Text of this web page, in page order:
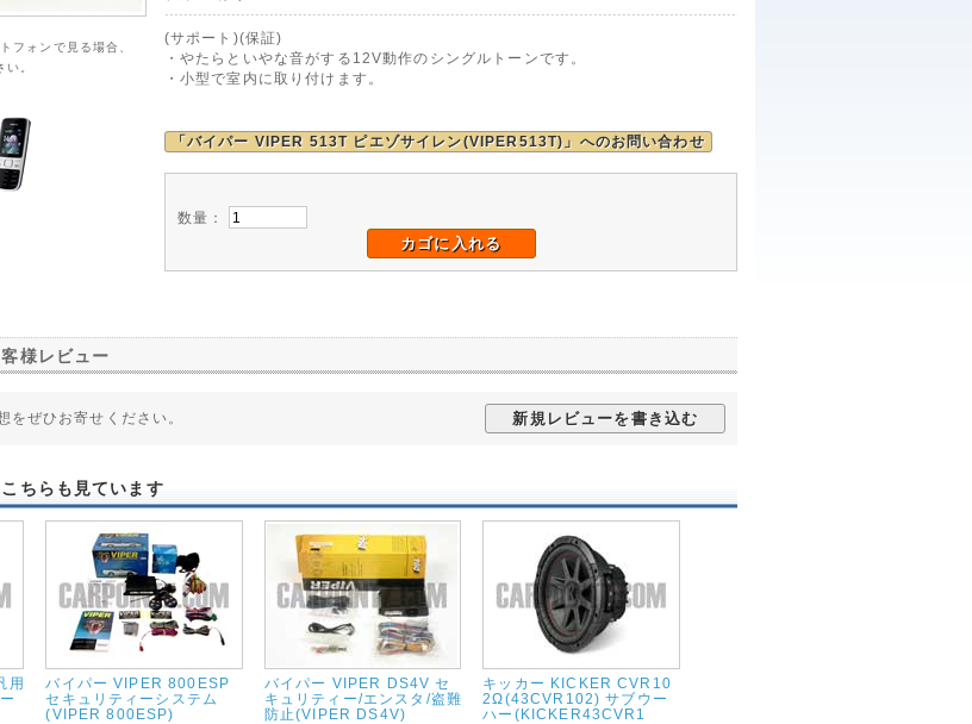
フォンで見る場合、
。
(サポート)(保証)
・やたらといやな音がする12V動作のシングルトーンです。
・小型で室内に取り付けます。
「バイパー VIPER 513T ピエゾサイレン(VIPER513T)」へのお問い合わせ
数量：
カゴに入れる
様レビュー
をぜひお寄せください。 新規レビューを書き込む
ちらも見ています
用
バイパー VIPER 800ESP
セキュリティーシステム
(VIPER 800ESP)
バイパー VIPER DS4V セ
キュリティー/エンスタ/盗難
防止(VIPER DS4V)
キッカー KICKER CVR10
2Ω(43CVR102) サブウー
ハー(KICKER43CVR1